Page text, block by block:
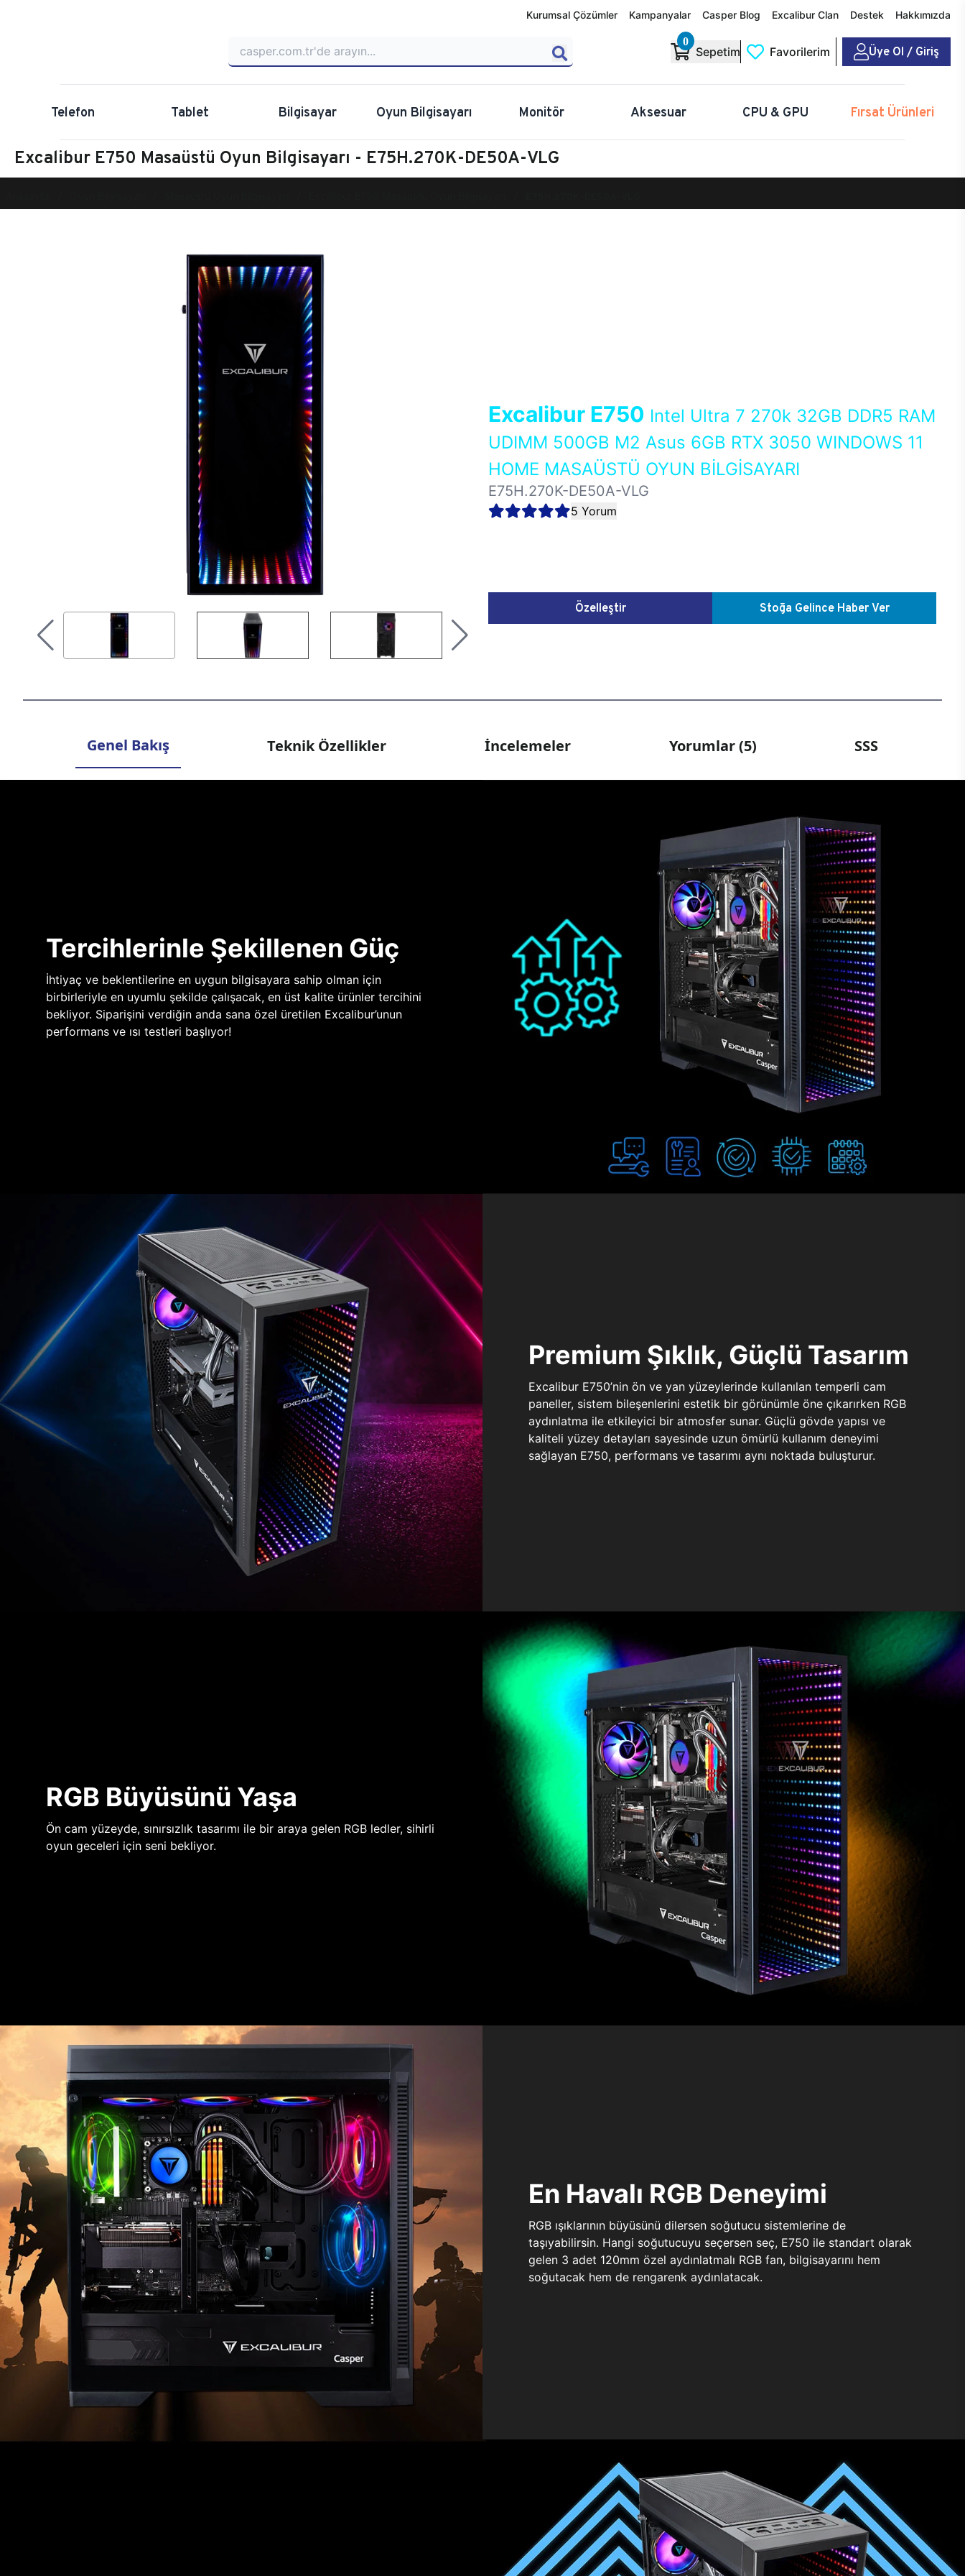
Kurumsal Çözümler Kampanyalar Casper Blog Excalibur Clan Destek Hakkımızda
0
Sepetim Favorilerim Üye Ol / Giriş
Telefon Tablet Bilgisayar Oyun Bilgisayarı Monitör Aksesuar CPU & GPU Fırsat Ürünleri
Excalibur E750 Masaüstü Oyun Bilgisayarı - E75H.270K-DE50A-VLG
Excalibur E750 Intel Ultra 7 270k 32GB DDR5 RAM
UDIMM 500GB M2 Asus 6GB RTX 3050 WINDOWS 11
HOME MASAÜSTÜ OYUN BİLGİSAYARI
E75H.270K-DE50A-VLG
5 Yorum
Özelleştir Stoğa Gelince Haber Ver
Genel Bakış Teknik Özellikler İncelemeler Yorumlar (5) SSS
Tercihlerinle Şekillenen Güç
İhtiyaç ve beklentilerine en uygun bilgisayara sahip olman için
birbirleriyle en uyumlu şekilde çalışacak, en üst kalite ürünler tercihini
bekliyor. Siparişini verdiğin anda sana özel üretilen Excalibur’unun
performans ve ısı testleri başlıyor!
Premium Şıklık, Güçlü Tasarım
Excalibur E750’nin ön ve yan yüzeylerinde kullanılan temperli cam
paneller, sistem bileşenlerini estetik bir görünümle öne çıkarırken RGB
aydınlatma ile etkileyici bir atmosfer sunar. Güçlü gövde yapısı ve
kaliteli yüzey detayları sayesinde uzun ömürlü kullanım deneyimi
sağlayan E750, performans ve tasarımı aynı noktada buluşturur.
RGB Büyüsünü Yaşa
Ön cam yüzeyde, sınırsızlık tasarımı ile bir araya gelen RGB ledler, sihirli
oyun geceleri için seni bekliyor.
En Havalı RGB Deneyimi
RGB ışıklarının büyüsünü dilersen soğutucu sistemlerine de
taşıyabilirsin. Hangi soğutucuyu seçersen seç, E750 ile standart olarak
gelen 3 adet 120mm özel aydınlatmalı RGB fan, bilgisayarını hem
soğutacak hem de rengarenk aydınlatacak.